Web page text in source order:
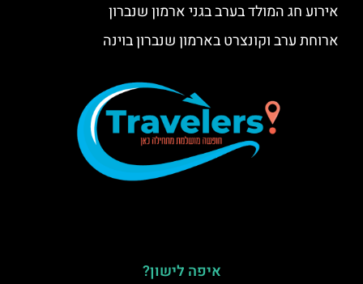
אירוע חג המולד בערב בגני ארמון שנברון
ארוחת ערב וקונצרט בארמון שנברון בוינה
איפה לישון?